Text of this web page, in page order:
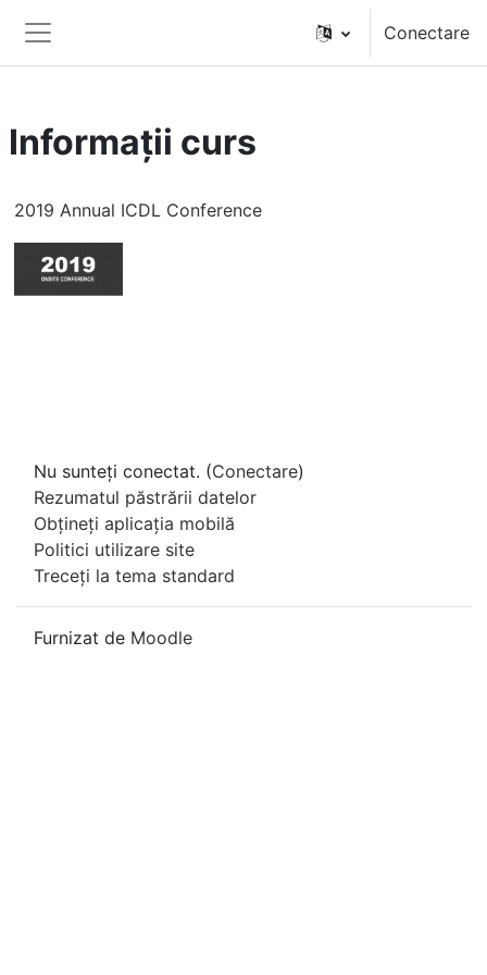
Panou lateral
Conectare
Informații curs
2019 Annual ICDL Conference
Nu sunteți conectat. (Conectare)
Rezumatul păstrării datelor
Obțineți aplicația mobilă
Politici utilizare site
Treceți la tema standard
Furnizat de Moodle